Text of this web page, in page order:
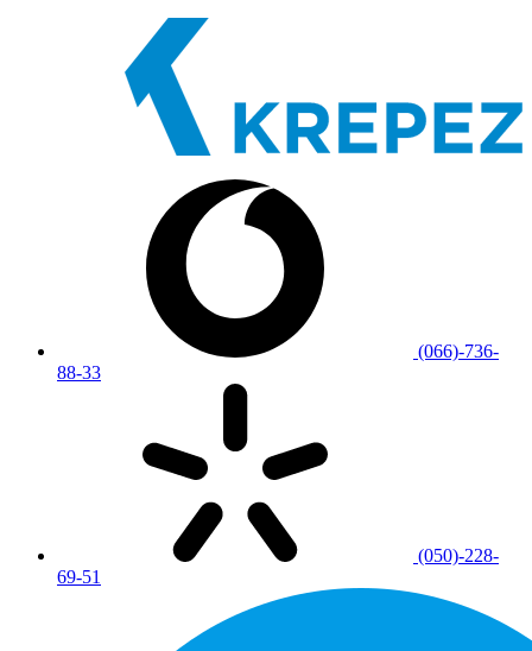
(066)-736-
88-33
(050)-228-
69-51